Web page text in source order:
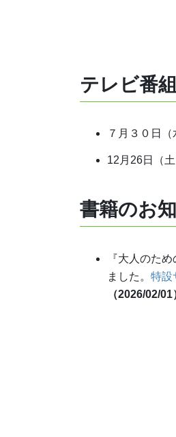
テレビ番
７月３０日（
12月26日（
書籍のお
『大人のた
ました。 特設
（2026/02/01